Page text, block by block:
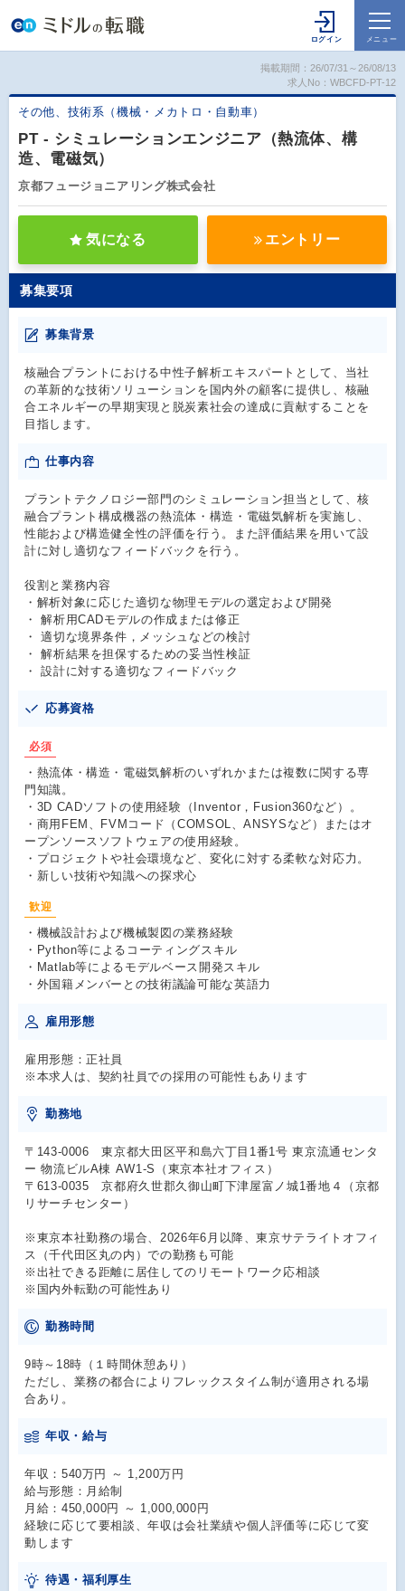
掲載期間：26/07/31～26/08/13
求人No：WBCFD-PT-12
その他、技術系（機械・メカトロ・自動車）
PT - シミュレーションエンジニア（熱流体、構
造、電磁気）
京都フュージョニアリング株式会社
気になる エントリー
募集要項
募集背景
核融合プラントにおける中性子解析エキスパートとして、当社
の革新的な技術ソリューションを国内外の顧客に提供し、核融
合エネルギーの早期実現と脱炭素社会の達成に貢献することを
目指します。
仕事内容
プラントテクノロジー部門のシミュレーション担当として、核
融合プラント構成機器の熱流体・構造・電磁気解析を実施し、
性能および構造健全性の評価を行う。また評価結果を用いて設
計に対し適切なフィードバックを行う。
役割と業務内容
・解析対象に応じた適切な物理モデルの選定および開発
・ 解析用CADモデルの作成または修正
・ 適切な境界条件，メッシュなどの検討
・ 解析結果を担保するための妥当性検証
・ 設計に対する適切なフィードバック
応募資格
必須
・熱流体・構造・電磁気解析のいずれかまたは複数に関する専
門知識。
・3D CADソフトの使用経験（Inventor，Fusion360など）。
・商用FEM、FVMコード（COMSOL、ANSYSなど）またはオ
ープンソースソフトウェアの使用経験。
・プロジェクトや社会環境など、変化に対する柔軟な対応力。
・新しい技術や知識への探求心
歓迎
・機械設計および機械製図の業務経験
・Python等によるコーティングスキル
・Matlab等によるモデルベース開発スキル
・外国籍メンバーとの技術議論可能な英語力
雇用形態
雇用形態：正社員
※本求人は、契約社員での採用の可能性もあります
勤務地
〒143-0006 東京都大田区平和島六丁目1番1号 東京流通センタ
ー 物流ビルA棟 AW1-S（東京本社オフィス）
〒613-0035 京都府久世郡久御山町下津屋富ノ城1番地４（京都
リサーチセンター）
※東京本社勤務の場合、2026年6月以降、東京サテライトオフィ
ス（千代田区丸の内）での勤務も可能
※出社できる距離に居住してのリモートワーク応相談
※国内外転勤の可能性あり
勤務時間
9時～18時（１時間休憩あり）
ただし、業務の都合によりフレックスタイム制が適用される場
合あり。
年収・給与
年収：540万円 ～ 1,200万円
給与形態：月給制
月給：450,000円 ～ 1,000,000円
経験に応じて要相談、年収は会社業績や個人評価等に応じて変
動します
待遇・福利厚生